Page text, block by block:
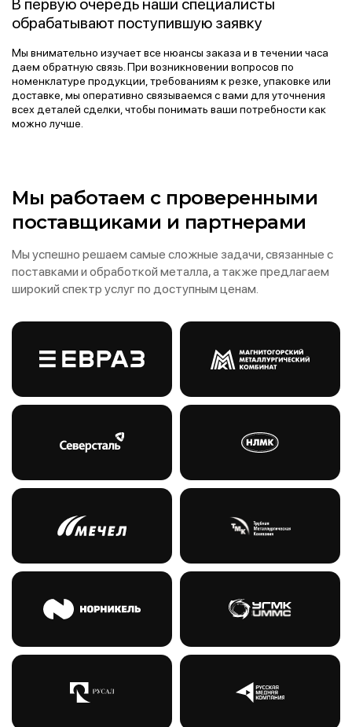
В первую очередь наши специалисты
обрабатывают поступившую заявку
Мы внимательно изучает все нюансы заказа и в течении часа
даем обратную связь. При возникновении вопросов по
номенклатуре продукции, требованиям к резке, упаковке или
доставке, мы оперативно связываемся с вами для уточнения
всех деталей сделки, чтобы понимать ваши потребности как
можно лучше.
Для нас крайне важно услышать и понять клиента на первых
этапах работы, благодаря чему мы можем сформировать
более комплексное видение его потребностей и предложить
оптимальный вариант, что в будущем избавит обе стороны от
непредвиденных последствий.
Мы имеем собственный цех по переделке металла и
металлообрабатывающее производство. Вся продукция
изготавливается на современном оборудовании и на каждом
этапе тщательно контролируется отделом качества. Также мы
высылаем фото- и видеоотчеты, чтобы подтвердить
Мы заботимся о том, чтобы доставка заказа была максимально
эффективной. Нашим клиентам мы предлагаем услугу
мультимодальной логистики - доставка всеми видами
транспорта для минимизации времени и избежания
возможных задержки. Для удобства клиентом при доставке
Мы ответственно подходим к этапу отгрузки и поэтому
гарантируем, что весь товар будет должным образом
упакован и готов к транспортировке. По требованию заказчика
мы производим сложную упаковку и комплектацию. Мы
доставляем готовую продукцию прямо к вашему объекту в
указанные сроки.
Мы работаем с проверенными
поставщиками и партнерами
Мы успешно решаем самые сложные задачи, связанные с
поставками и обработкой металла, а также предлагаем
широкий спектр услуг по доступным ценам.